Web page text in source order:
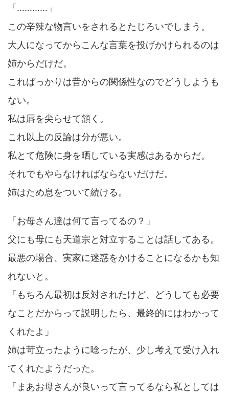
「…………」
この辛辣な物言いをされるとたじろいでしまう。
大人になってからこんな言葉を投げかけられるのは
姉からだけだ。
こればっかりは昔からの関係性なのでどうしようも
ない。
私は唇を尖らせて頷く。
これ以上の反論は分が悪い。
私とて危険に身を晒している実感はあるからだ。
それでもやらなければならないだけだ。
姉はため息をついて続ける。
「お母さん達は何て言ってるの？」
父にも母にも天道宗と対立することは話してある。
最悪の場合、実家に迷惑をかけることになるかも知
れないと。
「もちろん最初は反対されたけど、どうしても必要
なことだからって説明したら、最終的にはわかって
くれたよ」
姉は苛立ったように唸ったが、少し考えて受け入れ
てくれたようだった。
「まあお母さんが良いって言ってるなら私としては